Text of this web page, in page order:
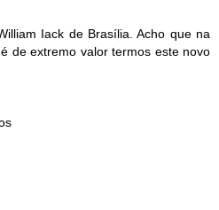
Iack de Brasília. Acho que na
de extremo valor termos este novo